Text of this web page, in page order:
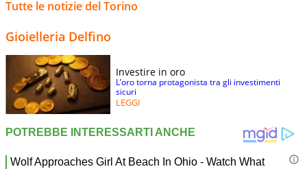
Tutte le notizie del Torino
Gioielleria Delfino
Investire in oro
L’oro torna protagonista tra gli investimenti
sicuri
LEGGI